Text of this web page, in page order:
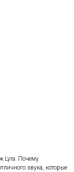
Lyra. Почему
звука, которые